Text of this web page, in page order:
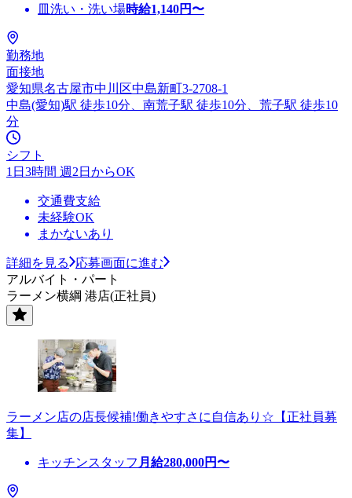
皿洗い・洗い場時給1,140円〜
勤務地
面接地
愛知県名古屋市中川区中島新町3-2708-1
中島(愛知)駅 徒歩10分、南荒子駅 徒歩10分、荒子駅 徒歩10
分
シフト
1日3時間 週2日からOK
交通費支給
未経験OK
まかないあり
詳細を見る
応募画面に進む
アルバイト・パート
ラーメン横綱 港店(正社員)
ラーメン店の店長候補!働きやすさに自信あり☆【正社員募
集】
キッチンスタッフ 月給280,000円〜